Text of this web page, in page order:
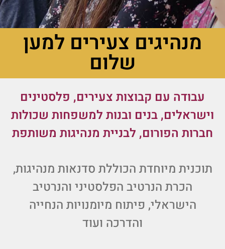
מנהיגים צעירים למען
שלום
עבודה עם קבוצות צעירים, פלסטינים
וישראלים, בנים ובנות למשפחות שכולות
חברות הפורום, לבניית מנהיגות משותפת
תוכנית מיוחדת הכוללת סדנאות מנהיגות,
הכרת הנרטיב הפלסטיני והנרטיב
הישראלי, פיתוח מיומנויות הנחייה
והדרכה ועוד